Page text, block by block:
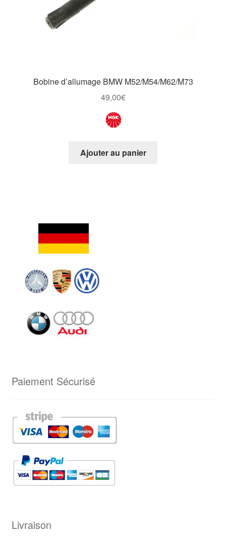
Bobine d’allumage BMW M52/M54/M62/M73
49,00€
Ajouter au panier
Paiement Sécurisé
Livraison